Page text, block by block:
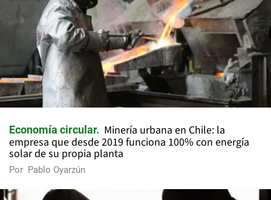
Economía circular
Minería urbana en Chile: la
empresa que desde 2019 funciona 100% con energía
solar de su propia planta
Por Pablo Oyarzún